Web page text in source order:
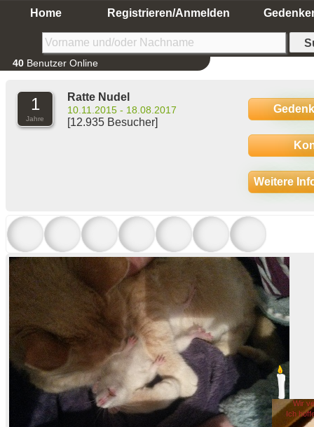
Home Registrieren/Anmelden
40 Benutzer Online
1
Jahre
Ratte Nudel
10.11.2015 - 18.08.2017
[12.935 Besucher]
Weitere
Wir
Ich